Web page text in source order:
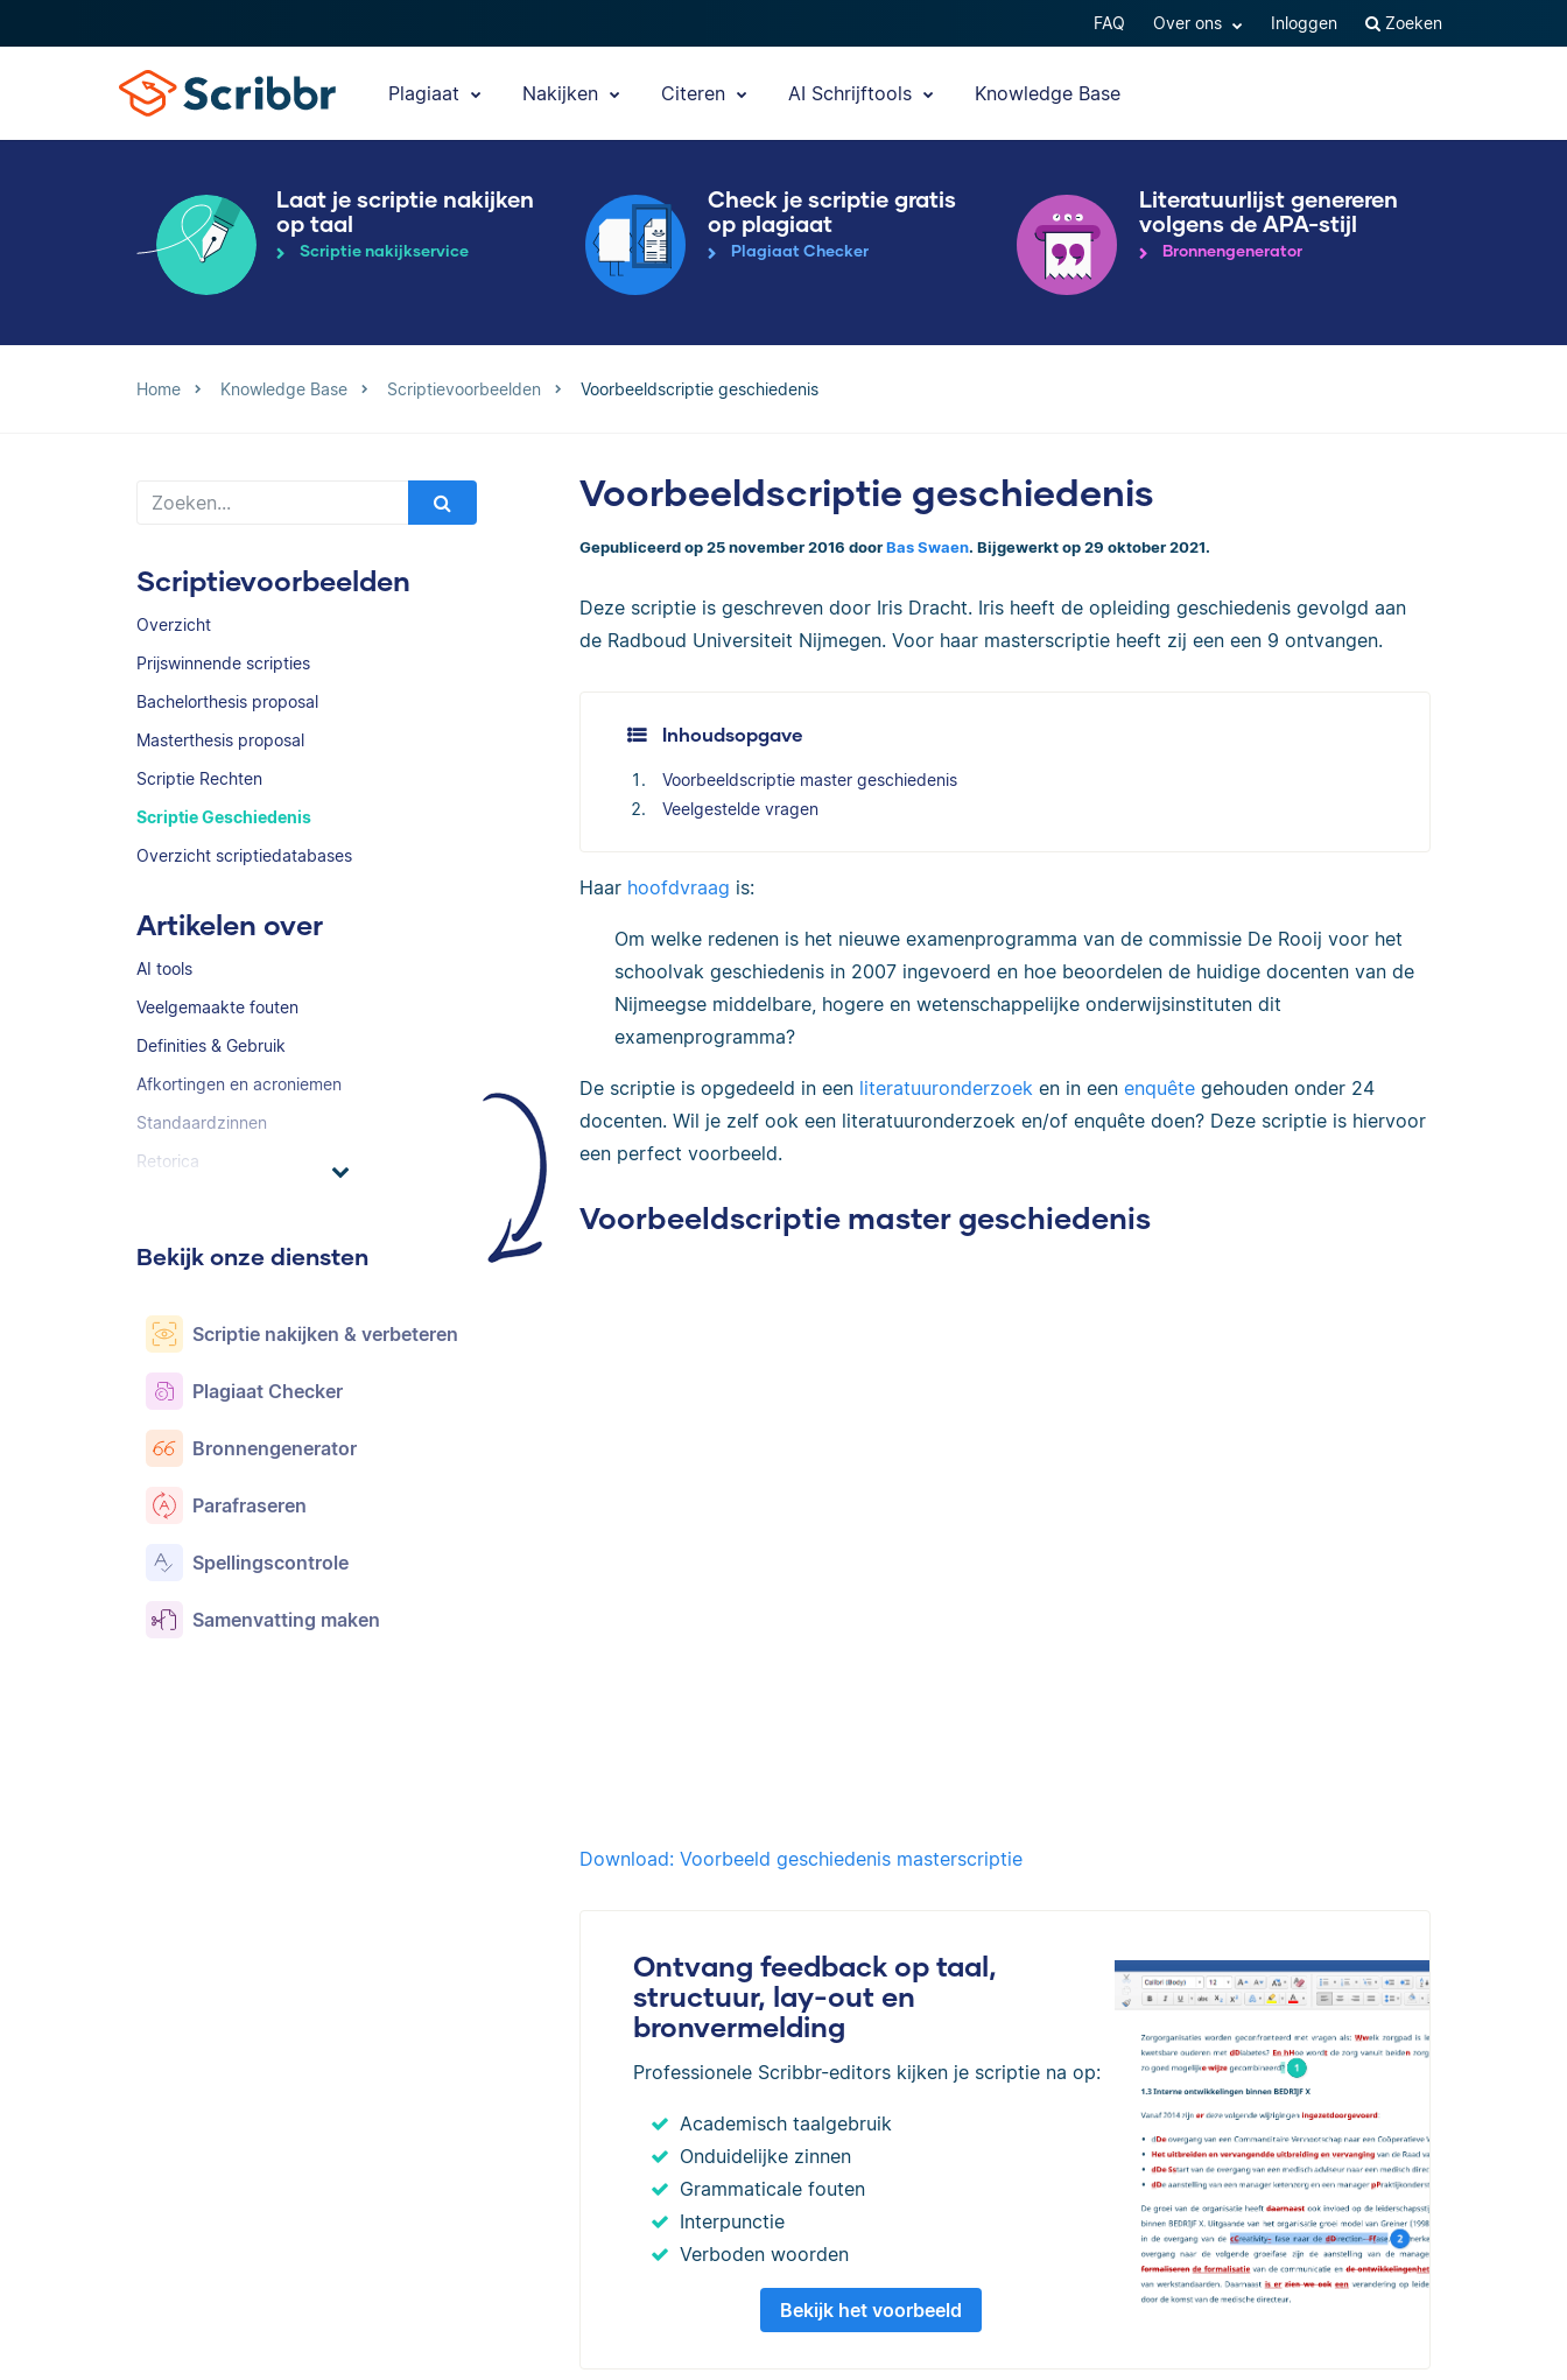
FAQ Over ons Inloggen Zoeken
Plagiaat Nakijken Citeren AI Schrijftools Knowledge Base
Laat je scriptie nakijken
op taal
Scriptie nakijkservice
Check je scriptie gratis
op plagiaat
Plagiaat Checker
Literatuurlijst genereren
volgens de APA-stijl
Bronnengenerator
Home Knowledge Base Scriptievoorbeelden Voorbeeldscriptie geschiedenis
Scriptievoorbeelden
Overzicht
Prijswinnende scripties
Bachelorthesis proposal
Masterthesis proposal
Scriptie Rechten
Scriptie Geschiedenis
Overzicht scriptiedatabases
Artikelen over
AI tools
Veelgemaakte fouten
Definities & Gebruik
Afkortingen en acroniemen
Standaardzinnen
Retorica
Bekijk onze diensten
Scriptie nakijken & verbeteren
Plagiaat Checker
Bronnengenerator
Parafraseren
Spellingscontrole
Samenvatting maken
Voorbeeldscriptie geschiedenis
Gepubliceerd op 25 november 2016 door Bas Swaen. Bijgewerkt op 29 oktober 2021.
Deze scriptie is geschreven door Iris Dracht. Iris heeft de opleiding geschiedenis gevolgd aan
de Radboud Universiteit Nijmegen. Voor haar masterscriptie heeft zij een een 9 ontvangen.
Inhoudsopgave
Voorbeeldscriptie master geschiedenis
Veelgestelde vragen
Haar hoofdvraag is:
Om welke redenen is het nieuwe examenprogramma van de commissie De Rooij voor het
schoolvak geschiedenis in 2007 ingevoerd en hoe beoordelen de huidige docenten van de
Nijmeegse middelbare, hogere en wetenschappelijke onderwijsinstituten dit
examenprogramma?
De scriptie is opgedeeld in een literatuuronderzoek en in een enquête gehouden onder 24
docenten. Wil je zelf ook een literatuuronderzoek en/of enquête doen? Deze scriptie is hiervoor
een perfect voorbeeld.
Voorbeeldscriptie master geschiedenis
Download: Voorbeeld geschiedenis masterscriptie
Ontvang feedback op taal,
structuur, lay-out en
bronvermelding
Professionele Scribbr-editors kijken je scriptie na op:
Academisch taalgebruik
Onduidelijke zinnen
Grammaticale fouten
Interpunctie
Verboden woorden
Bekijk het voorbeeld